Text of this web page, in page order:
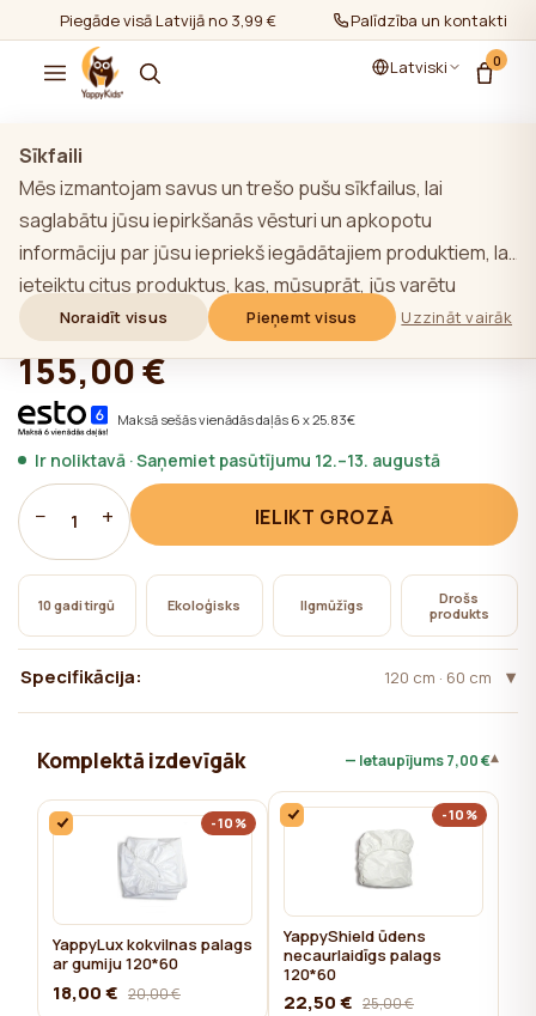
Piegāde visā Latvijā no 3,99 € Palīdzība un kontakti
Latviski 0
Rādīt visu
Premium YappyAir 120*60 matracis
★★★★★
★★★★★4,9 (22)
155,00 €
Maksā sešās vienādās daļās 6 x 25.83€
Ir noliktavā · Saņemiet pasūtījumu 12.–13. augustā
− 1 + IELIKT GROZĀ
10 gadi tirgū Ekoloģisks Ilgmūžīgs
Drošs
produkts
Specifikācija: 120 cm · 60 cm
Komplektā izdevīgāk — Ietaupījums7,00 €▾
-10%
YappyLux kokvilnas palags
ar gumiju 120*60
18,00 € 20,00 €
-10%
YappyShield ūdens
necaurlaidīgs palags
120*60
22,50 € 25,00 €
Sīkfaili
Mēs izmantojam savus un trešo pušu sīkfailus, lai
saglabātu jūsu iepirkšanās vēsturi un apkopotu
informāciju par jūsu iepriekš iegādātajiem produktiem, lai
ieteiktu citus produktus, kas, mūsuprāt, jūs varētu
interesēt. Lai uzzinātu vairāk par mūsu sīkfailu politiku,
noklikšķiniet uz pogas "Uzzināt vairāk". Jūs varat piekrist
visām sīkdatnēm, noklikšķinot uz pogas "Pieņemt visas",
vai noraidīt tās, noklikšķinot uz pogas "Noraidīt visas". Ja
vietnē tiek saglabātas vietnes darbībai nepieciešamās
tehniskās sīkdatnes, kuru izmantošanai nav
nepieciešama lietotāja piekrišana.
Noraidīt visus Pieņemt visus Uzzināt vairāk